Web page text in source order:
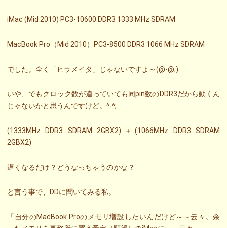
iMac (Mid 2010) PC3-10600 DDR3 1333 MHz SDRAM
MacBook Pro（Mid 2010）PC3-8500 DDR3 1066 MHz SDRAM
でした。全く「ヒラメイタ」じゃないですよ～(@-@;)
いや、でもクロック数が違っていても同pin数のDDR3だから動くん
じゃないかと思うんですけど。^-^;
(1333MHz DDR3 SDRAM 2GBX2)＋(1066MHz DDR3 SDRAM
2GBX2)
遅くなるだけ？どうなっちゃうのかな？
と言う事で、DDに聞いてみる私。
「自分のMacBook Proのメモリ増設したいんだけど～～云々。余